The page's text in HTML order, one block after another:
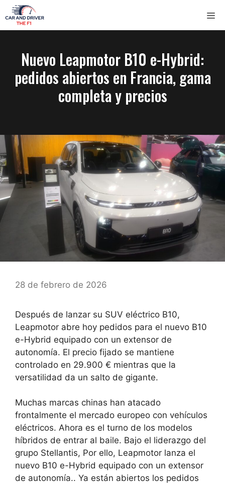
Saltar
al
contenido
Nuevo Leapmotor B10 e-Hybrid:
pedidos abiertos en Francia, gama
completa y precios
28 de febrero de 2026
Después de lanzar su SUV eléctrico B10,
Leapmotor abre hoy pedidos para el nuevo B10
e-Hybrid equipado con un extensor de
autonomía. El precio fijado se mantiene
controlado en 29.900 € mientras que la
versatilidad da un salto de gigante.
Muchas marcas chinas han atacado
frontalmente el mercado europeo con vehículos
eléctricos. Ahora es el turno de los modelos
híbridos de entrar al baile. Bajo el liderazgo del
grupo Stellantis, Por ello, Leapmotor lanza el
nuevo B10 e-Hybrid equipado con un extensor
de autonomía.. Ya están abiertos los pedidos